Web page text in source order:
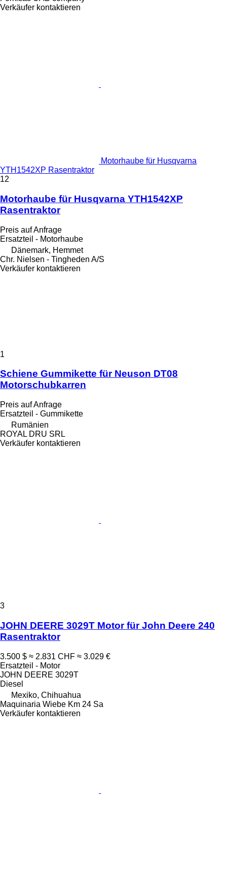
Verkäufer kontaktieren
Motorhaube für Husqvarna
YTH1542XP Rasentraktor
12
Motorhaube für Husqvarna YTH1542XP
Rasentraktor
Preis auf Anfrage
Ersatzteil - Motorhaube
Dänemark, Hemmet
Chr. Nielsen - Tingheden A/S
Verkäufer kontaktieren
1
Schiene Gummikette für Neuson DT08
Motorschubkarren
Preis auf Anfrage
Ersatzteil - Gummikette
Rumänien
ROYAL DRU SRL
Verkäufer kontaktieren
3
JOHN DEERE 3029T Motor für John Deere 240
Rasentraktor
3.500 $ ≈ 2.831 CHF ≈ 3.029 €
Ersatzteil - Motor
JOHN DEERE 3029T
Diesel
Mexiko, Chihuahua
Maquinaria Wiebe Km 24 Sa
Verkäufer kontaktieren